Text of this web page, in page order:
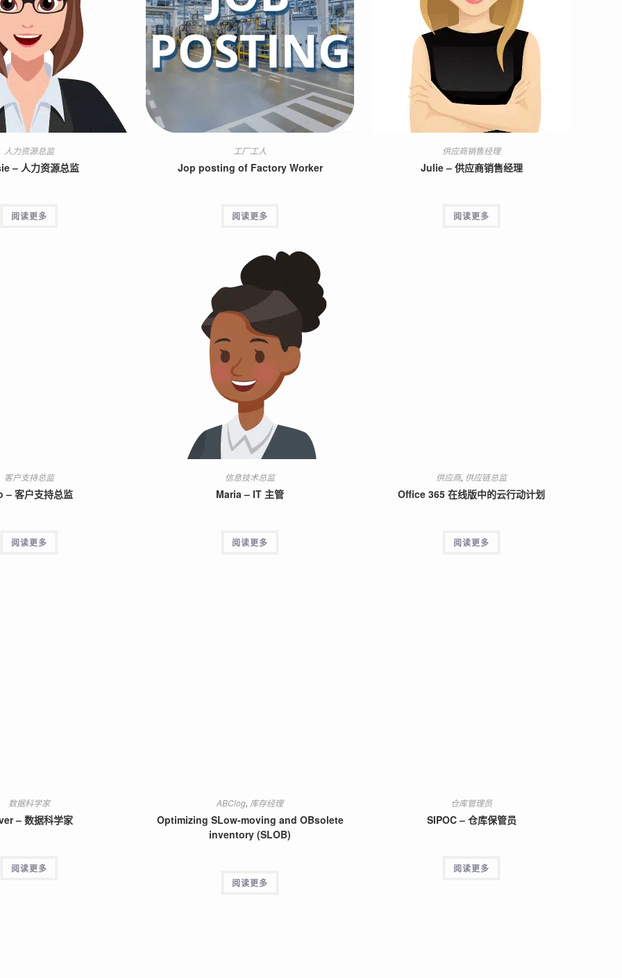
人力资源总监
– 人力资源总监
阅读更多
工厂工人
Jop posting of Factory Worker
阅读更多
供应商销售经理
Julie – 供应商销售经理
阅读更多
客户支持总监
– 客户支持总监
阅读更多
信息技术总监
Maria – IT 主管
阅读更多
供应商, 供应链总监
Office 365 在线版中的云行动计划
阅读更多
数据科学家
– 数据科学家
阅读更多
ABClog, 库存经理
Optimizing SLow-moving and OBsolete
inventory (SLOB)
阅读更多
仓库管理员
SIPOC – 仓库保管员
阅读更多